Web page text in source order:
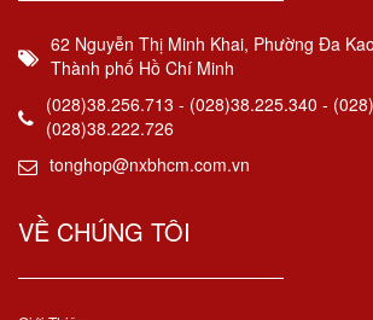
62 Nguyễn Thị Minh Khai, Phường Đa
Thành phố Hồ Chí Minh
(028)38.256.713 - (028)38.225.340 -
(028)38.222.726
tonghop@nxbhcm.com.vn
VỀ CHÚNG TÔI